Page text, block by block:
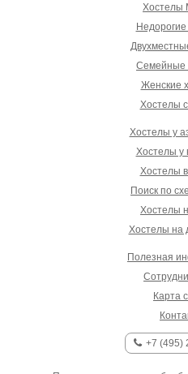
Хостелы
Семейные
Женские
Хостелы
Хостелы у
Хостелы у
Хостелы
Поиск по
Хостелы
Хостелы на
Полезная
Карта
+7 (495)